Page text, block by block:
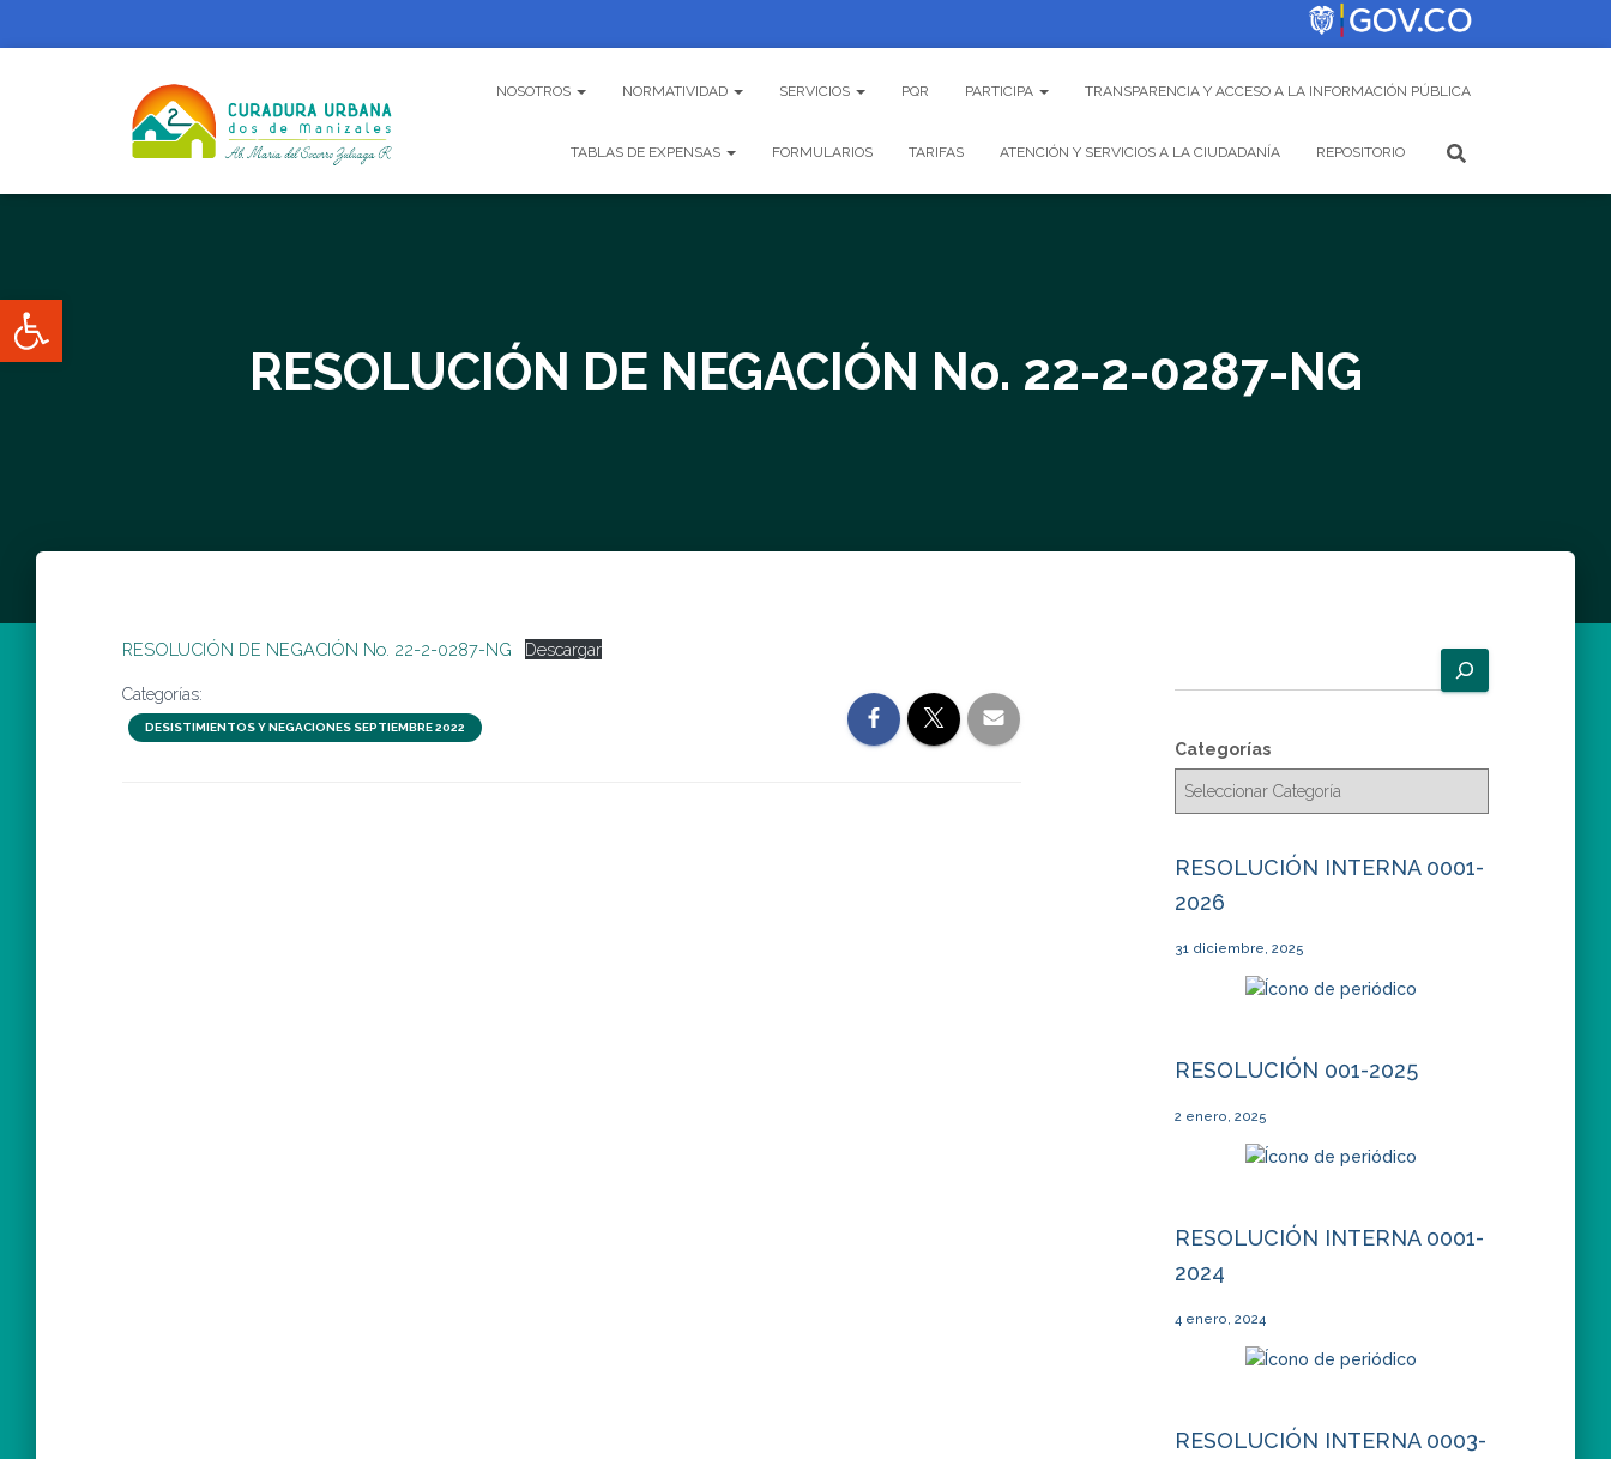
Abrir barra de herramientas
NOSOTROS NORMATIVIDAD SERVICIOS PQR PARTICIPA TRANSPARENCIA Y ACCESO A LA INFORMACIÓN PÚBLICA
TABLAS DE EXPENSAS FORMULARIOS TARIFAS ATENCIÓN Y SERVICIOS A LA CIUDADANÍA REPOSITORIO
RESOLUCIÓN DE NEGACIÓN No. 22-2-0287-NG
RESOLUCIÓN DE NEGACIÓN No. 22-2-0287-NG Descargar
Categorías:
DESISTIMIENTOS Y NEGACIONES SEPTIEMBRE 2022
u
c
a
Categorías
RESOLUCIÓN INTERNA 0001-
2026
31 diciembre, 2025
RESOLUCIÓN 001-2025
2 enero, 2025
RESOLUCIÓN INTERNA 0001-
2024
4 enero, 2024
RESOLUCIÓN INTERNA 0003-